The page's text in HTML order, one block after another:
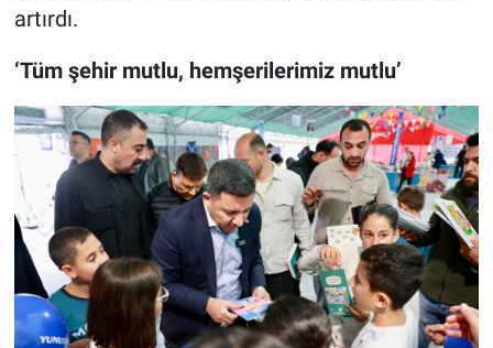
artırdı.
‘Tüm şehir mutlu, hemşerilerimiz mutlu’